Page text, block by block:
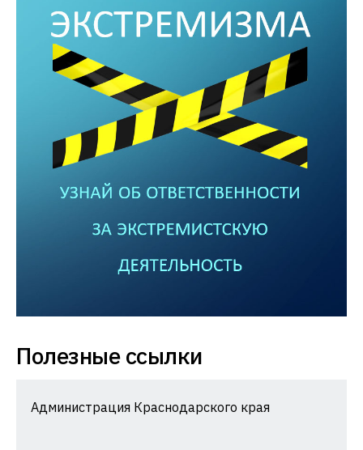
Полезные ссылки
Администрация Краснодарского края